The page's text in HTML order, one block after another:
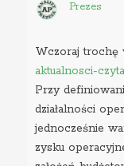
Prezes
Wczoraj trochę
aktualnosci-
Przy
działalności
jednocześnie
zysku